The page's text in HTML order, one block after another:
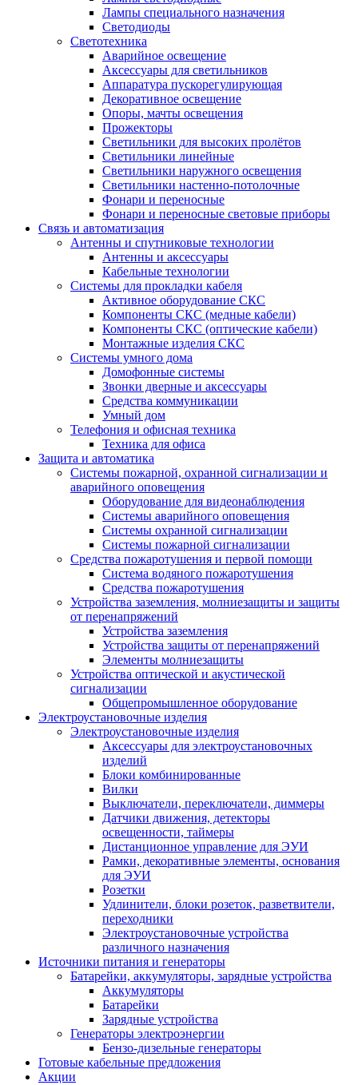
Лампы специального назначения
Светодиоды
Светотехника
Аварийное освещение
Аксессуары для светильников
Аппаратура пускорегулирующая
Декоративное освещение
Опоры, мачты освещения
Прожекторы
Светильники для высоких пролётов
Светильники линейные
Светильники наружного освещения
Светильники настенно-потолочные
Фонари и переносные
Фонари и переносные световые приборы
Связь и автоматизация
Антенны и спутниковые технологии
Антенны и аксессуары
Кабельные технологии
Системы для прокладки кабеля
Активное оборудование СКС
Компоненты СКС (медные кабели)
Компоненты СКС (оптические кабели)
Монтажные изделия СКС
Системы умного дома
Домофонные системы
Звонки дверные и аксессуары
Средства коммуникации
Умный дом
Телефония и офисная техника
Техника для офиса
Защита и автоматика
Системы пожарной, охранной сигнализации и
аварийного оповещения
Оборудование для видеонаблюдения
Системы аварийного оповещения
Системы охранной сигнализации
Системы пожарной сигнализации
Средства пожаротушения и первой помощи
Система водяного пожаротушения
Средства пожаротушения
Устройства заземления, молниезащиты и защиты
от перенапряжений
Устройства заземления
Устройства защиты от перенапряжений
Элементы молниезащиты
Устройства оптической и акустической
сигнализации
Общепромышленное оборудование
Электроустановочные изделия
Электроустановочные изделия
Аксессуары для электроустановочных
изделий
Блоки комбинированные
Вилки
Выключатели, переключатели, диммеры
Датчики движения, детекторы
освещенности, таймеры
Дистанционное управление для ЭУИ
Рамки, декоративные элементы, основания
для ЭУИ
Розетки
Удлинители, блоки розеток, разветвители,
переходники
Электроустановочные устройства
различного назначения
Источники питания и генераторы
Батарейки, аккумуляторы, зарядные устройства
Аккумуляторы
Батарейки
Зарядные устройства
Генераторы электроэнергии
Бензо-дизельные генераторы
Готовые кабельные предложения
Акции